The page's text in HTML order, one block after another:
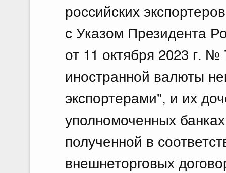
российских
с Указом Президента
от 11 октября 2023 г.
иностранной валюты
экспортерами", и их
уполномоченных
полученной в
внешнеторговых